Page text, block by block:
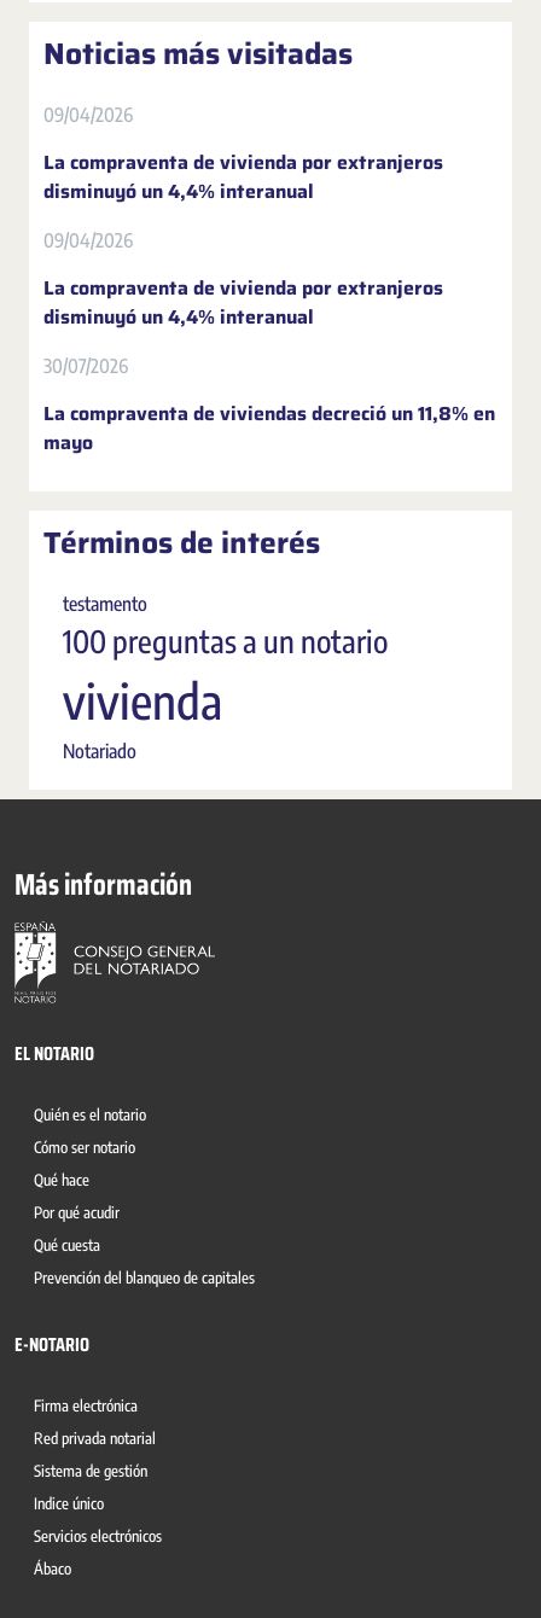
Noticias más visitadas
09/04/2026
La compraventa de vivienda por extranjeros
disminuyó un 4,4% interanual
09/04/2026
La compraventa de vivienda por extranjeros
disminuyó un 4,4% interanual
30/07/2026
La compraventa de viviendas decreció un 11,8% en
mayo
Términos de interés
testamento
100 preguntas a un notario
vivienda
Notariado
Más información
EL NOTARIO
Quién es el notario
Cómo ser notario
Qué hace
Por qué acudir
Qué cuesta
Prevención del blanqueo de capitales
E-NOTARIO
Firma electrónica
Red privada notarial
Sistema de gestión
Indice único
Servicios electrónicos
Ábaco